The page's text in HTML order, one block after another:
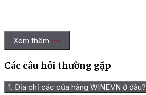
Xem thêm
Các câu hỏi thường gặp
1. Địa chỉ các cửa hàng WINEVN ở đâu?